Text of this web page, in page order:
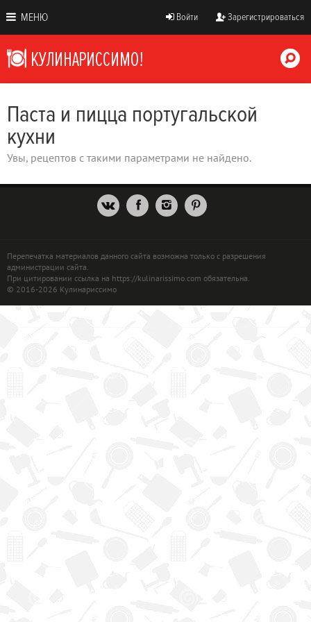
МЕНЮ Войти Зарегистрироваться
Паста и пицца португальской
кухни
Увы, рецептов с такими параметрами не найдено.
Перепечатка материалов данного сайта возможна только с разрешения
администрации сайта.
При цитировании ссылка на https://kulinarissimo.com обязательна.
© 2016-2026 Кулинариссимо